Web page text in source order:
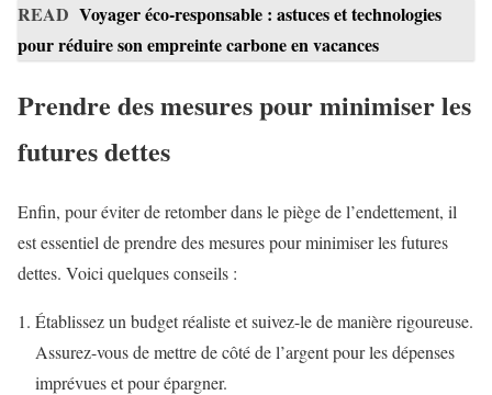
READ Voyager éco-responsable : astuces et technologies
pour réduire son empreinte carbone en vacances
Prendre des mesures pour minimiser les
futures dettes
Enfin, pour éviter de retomber dans le piège de l’endettement, il
est essentiel de prendre des mesures pour minimiser les futures
dettes. Voici quelques conseils :
Établissez un budget réaliste et suivez-le de manière rigoureuse.
Assurez-vous de mettre de côté de l’argent pour les dépenses
imprévues et pour épargner.